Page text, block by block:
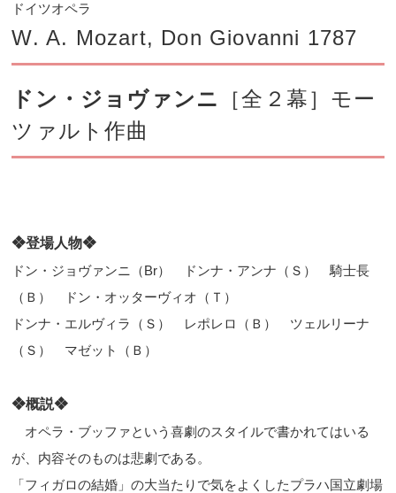
ドイツオペラ
W. A. Mozart, Don Giovanni 1787
ドン・ジョヴァンニ
［全２幕］モー
ツァルト作曲
❖登場人物❖
ドン・ジョヴァンニ（Br） ドンナ・アンナ（Ｓ） 騎士長
（Ｂ） ドン・オッターヴィオ（Ｔ）
ドンナ・エルヴィラ（Ｓ） レポレロ（Ｂ） ツェルリーナ
（Ｓ） マゼット（Ｂ）
❖概説❖
オペラ・ブッファという喜劇のスタイルで書かれてはいる
が、内容そのものは悲劇である。
「フィガロの結婚」の大当たりで気をよくしたプラハ国立劇場